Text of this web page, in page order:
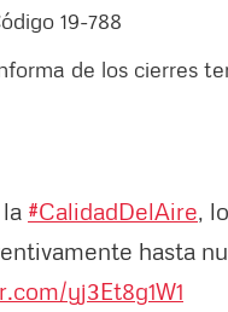
19-788
de los cierres
#CalidadDelAire ,
hasta
yj3Et8g1W1